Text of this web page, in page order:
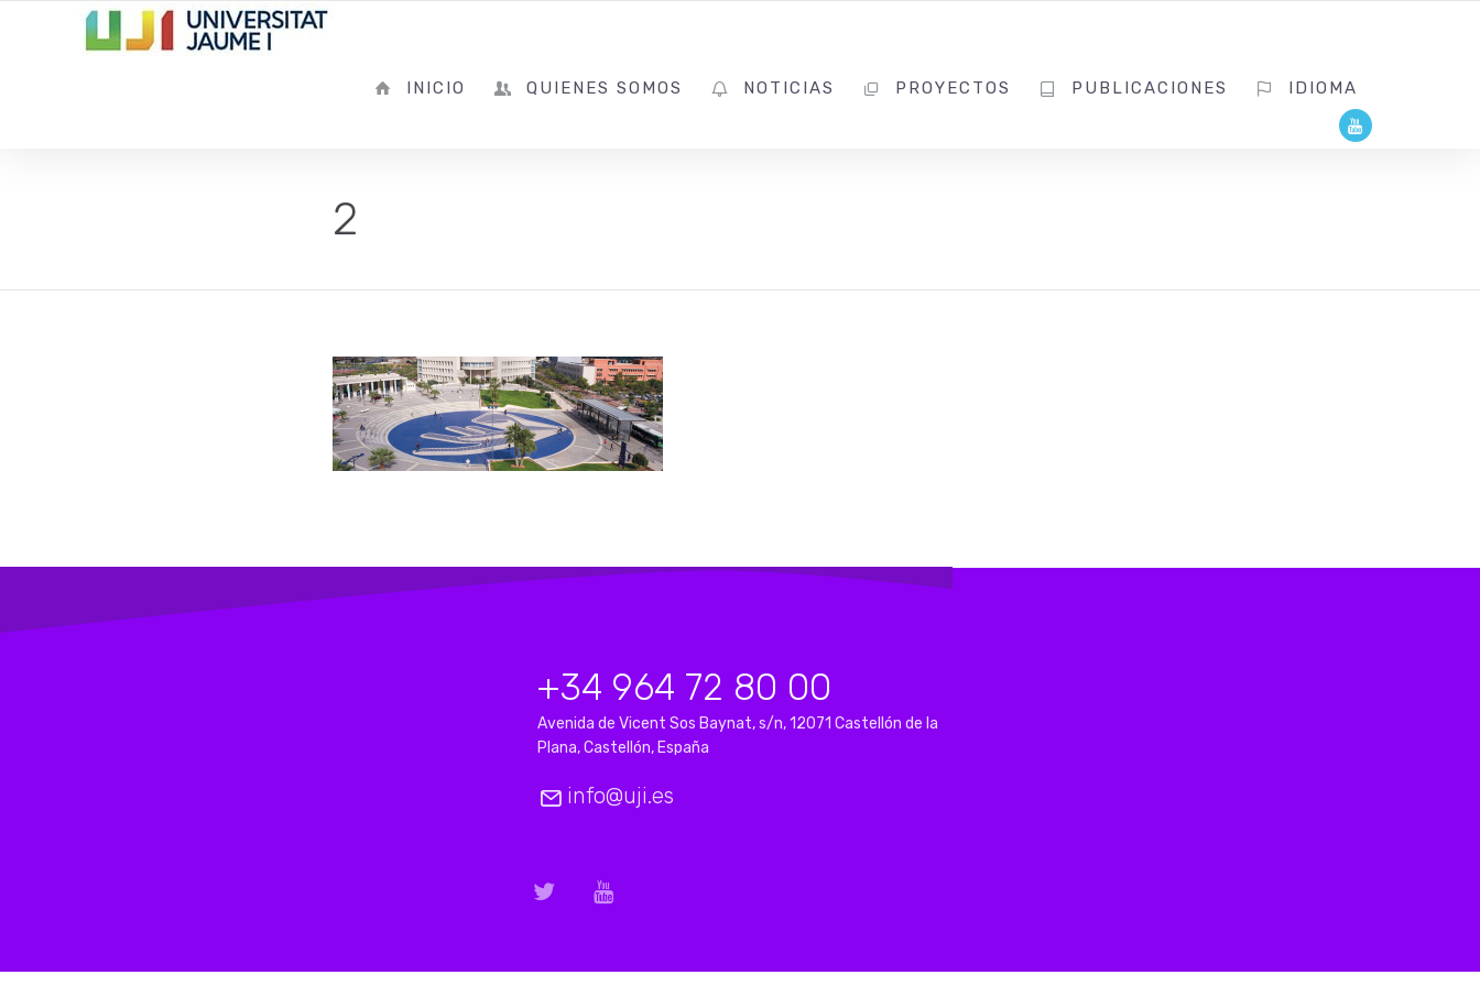
INICIO QUIENES SOMOS NOTICIAS PROYECTOS PUBLICACIONES IDIOMA
2
+34 964 72 80 00
Avenida de Vicent Sos Baynat, s/n, 12071 Castellón de la
Plana, Castellón, España
info@uji.es